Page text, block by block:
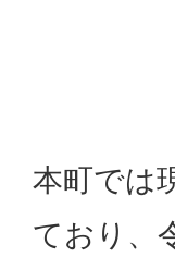
本町では
ており、